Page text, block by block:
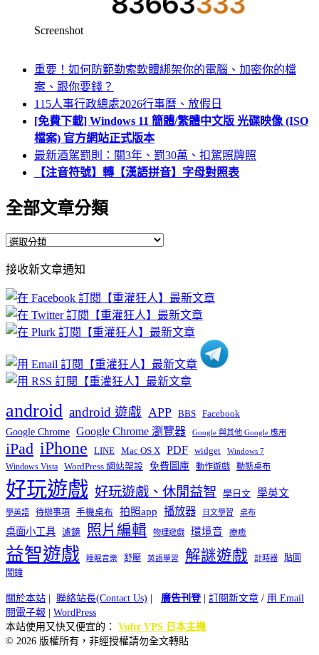
Screenshot
重要！如何防範勒索軟體綁架你的電腦、加密你的檔
案、跟你要錢？
115人事行政總處2026行事曆、放假日
[免費下載] Windows 11 簡體/繁體中文版 光碟映像 (ISO
檔案) 官方網站正式版本
最新酒駕罰則：關3年、罰30萬、扣駕照牌照
【注音符號】轉【漢語拼音】字母對照表
全部文章分類
全
文
章
分
類
接收新文章通知
android android 遊戲 APP BBS Facebook
Google Chrome Google Chrome 瀏覽器 Google 與其他 Google 應用
iPad iPhone LINE Mac OS X PDF widget Windows 7
Windows Vista WordPress 網站架設 免費圖庫 動作遊戲 動態桌布
好玩遊戲 好玩遊戲、休閒益智 學日文 學英文
學英語 待辦事項 手機桌布 拍照app 播放器 日文學習 桌布
桌面小工具 濾鏡 照片編輯 物理遊戲 環境音 療癒
益智遊戲 睡眠音樂 舒壓 英語學習 解謎遊戲 計時器
貼圖
鬧鐘
關於本站 | 聯絡站長(Contact Us) | 廣告刊登| 訂閱新文章 / 用 Email
閱電子報 | WordPress
本站使用又快又便宜的： Vultr VPS 日本主機
© 2026 版權所有，非經授權請勿全文轉貼